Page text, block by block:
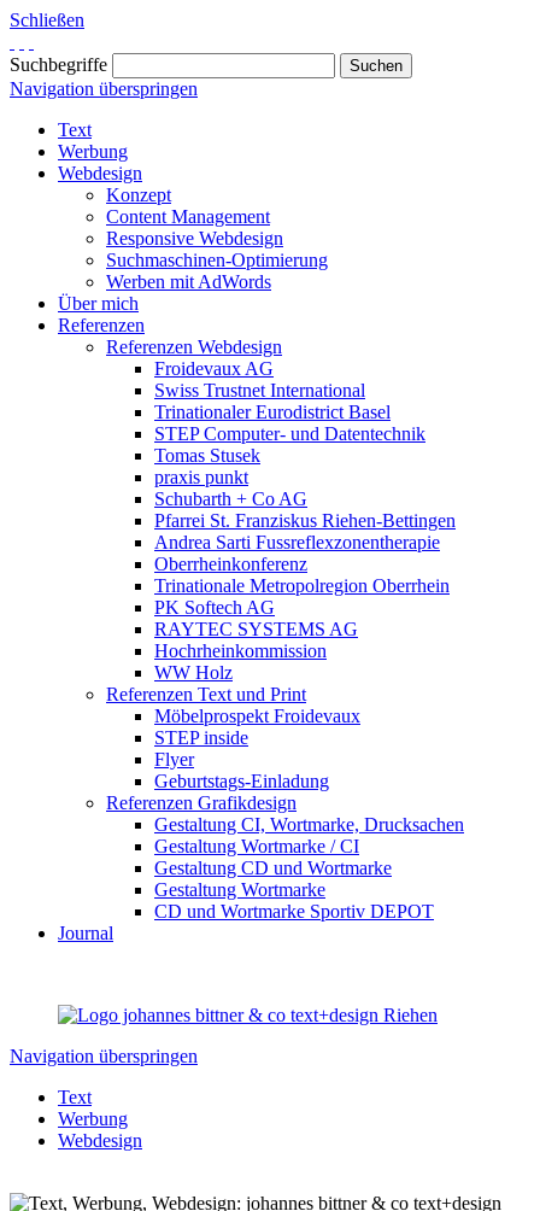
Schließen
Suchbegriffe
Navigation überspringen
Text
Werbung
Webdesign
Konzept
Content Management
Responsive Webdesign
Suchmaschinen-Optimierung
Werben mit AdWords
Über mich
Referenzen
Referenzen Webdesign
Froidevaux AG
Swiss Trustnet International
Trinationaler Eurodistrict Basel
STEP Computer- und Datentechnik
Tomas Stusek
praxis punkt
Schubarth + Co AG
Pfarrei St. Franziskus Riehen-Bettingen
Andrea Sarti Fussreflexzonentherapie
Oberrheinkonferenz
Trinationale Metropolregion Oberrhein
PK Softech AG
RAYTEC SYSTEMS AG
Hochrheinkommission
WW Holz
Referenzen Text und Print
Möbelprospekt Froidevaux
STEP inside
Flyer
Geburtstags-Einladung
Referenzen Grafikdesign
Gestaltung CI, Wortmarke, Drucksachen
Gestaltung Wortmarke / CI
Gestaltung CD und Wortmarke
Gestaltung Wortmarke
CD und Wortmarke Sportiv DEPOT
Journal
Navigation überspringen
Text
Werbung
Webdesign